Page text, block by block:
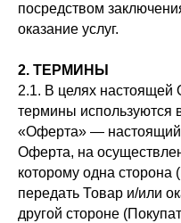
посредством
оказание услуг.
2. ТЕРМИНЫ
2.1. В целях
термины используются
«Оферта» — настоящий
Оферта, на
которому одна сторона
передать Товар и/или
другой стороне